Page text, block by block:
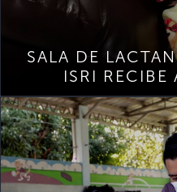
SALA DE
ISRI RECIBE